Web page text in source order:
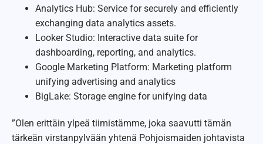
Analytics Hub: Service for securely and efficiently
exchanging data analytics assets.
Looker Studio: Interactive data suite for
dashboarding, reporting, and analytics.
Google Marketing Platform: Marketing platform
unifying advertising and analytics
BigLake: Storage engine for unifying data
”Olen erittäin ylpeä tiimistämme, joka saavutti tämän
tärkeän virstanpylvään yhtenä Pohjoismaiden johtavista